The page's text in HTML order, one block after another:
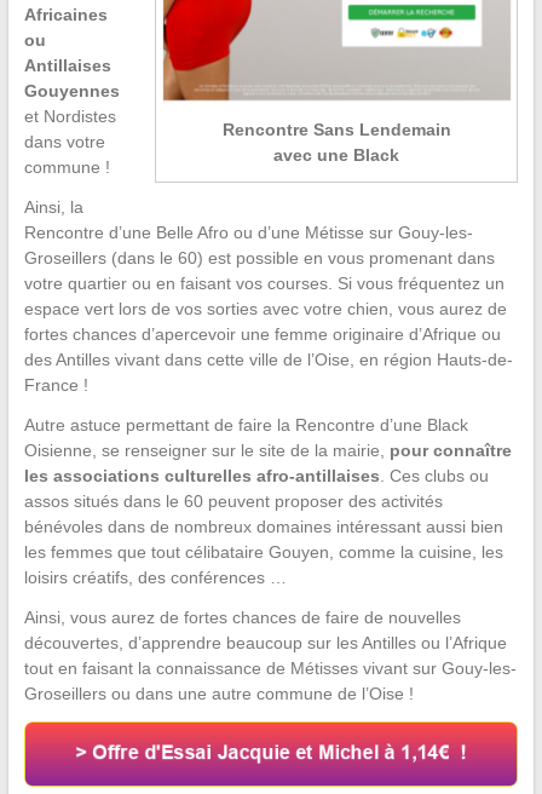
Rencontre Sans Lendemain
avec une Black
Africaines
ou
Antillaises
Gouyennes
et Nordistes
dans votre
commune !
Ainsi, la
Rencontre d’une Belle Afro ou d’une Métisse sur Gouy-les-
Groseillers (dans le 60) est possible en vous promenant dans
votre quartier ou en faisant vos courses. Si vous fréquentez un
espace vert lors de vos sorties avec votre chien, vous aurez de
fortes chances d’apercevoir une femme originaire d’Afrique ou
des Antilles vivant dans cette ville de l’Oise, en région Hauts-de-
France !
Autre astuce permettant de faire la Rencontre d’une Black
Oisienne, se renseigner sur le site de la mairie, pour connaître
les associations culturelles afro-antillaises . Ces clubs ou
assos situés dans le 60 peuvent proposer des activités
bénévoles dans de nombreux domaines intéressant aussi bien
les femmes que tout célibataire Gouyen, comme la cuisine, les
loisirs créatifs, des conférences …
Ainsi, vous aurez de fortes chances de faire de nouvelles
découvertes, d’apprendre beaucoup sur les Antilles ou l’Afrique
tout en faisant la connaissance de Métisses vivant sur Gouy-les-
Groseillers ou dans une autre commune de l’Oise !